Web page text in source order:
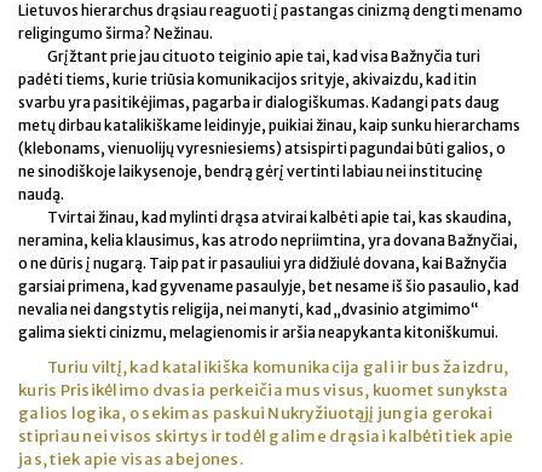
Lietuvos hierarchus drąsiau reaguoti į pastangas cinizmą dengti menamo
religingumo širma? Nežinau.
Grįžtant prie jau cituoto teiginio apie tai, kad visa Bažnyčia turi
padėti tiems, kurie triūsia komunikacijos srityje, akivaizdu, kad itin
svarbu yra pasitikėjimas, pagarba ir dialogiškumas. Kadangi pats daug
metų dirbau katalikiškame leidinyje, puikiai žinau, kaip sunku hierarchams
(klebonams, vienuolijų vyresniesiems) atsispirti pagundai būti galios, o
ne sinodiškoje laikysenoje, bendrą gėrį vertinti labiau nei institucinę
naudą.
Tvirtai žinau, kad mylinti drąsa atvirai kalbėti apie tai, kas skaudina,
neramina, kelia klausimus, kas atrodo nepriimtina, yra dovana Bažnyčiai,
o ne dūris į nugarą. Taip pat ir pasauliui yra didžiulė dovana, kai Bažnyčia
garsiai primena, kad gyvename pasaulyje, bet nesame iš šio pasaulio, kad
nevalia nei dangstytis religija, nei manyti, kad „dvasinio atgimimo“
galima siekti cinizmu, melagienomis ir aršia neapykanta kitoniškumui.
Turiu viltį, kad katalikiška komunikacija gali ir bus žaizdru,
kuris Prisikėlimo dvasia perkeičia mus visus, kuomet sunyksta
galios logika, o sekimas paskui Nukryžiuotąjį jungia gerokai
stipriau nei visos skirtys ir todėl galime drąsiai kalbėti tiek apie
jas, tiek apie visas abejones.